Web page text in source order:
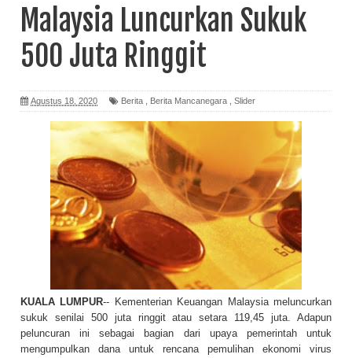
Malaysia Luncurkan Sukuk
500 Juta Ringgit
Agustus 18, 2020 Berita Berita Mancanegara Slider
KUALA LUMPUR-- Kementerian Keuangan Malaysia meluncurkan
sukuk senilai 500 juta ringgit atau setara 119,45 juta. Adapun
peluncuran ini sebagai bagian dari upaya pemerintah untuk
mengumpulkan dana untuk rencana pemulihan ekonomi virus